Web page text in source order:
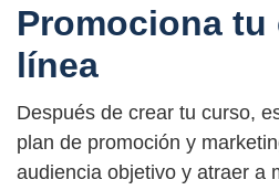
Promociona tu
línea
Después de crear tu curso,
plan de promoción y
audiencia objetivo y atraer a